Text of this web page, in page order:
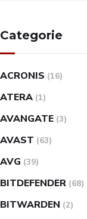
Categorie
ACRONIS (16)
ATERA (1)
AVANGATE (3)
AVAST (63)
AVG (39)
BITDEFENDER (68)
BITWARDEN (2)